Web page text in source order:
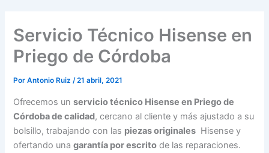
Servicio Técnico Hisense en
Priego de Córdoba
PorAntonio Ruiz/21 abril, 2021
Ofrecemos unservicio técnico Hisense en Priego de
Córdoba de calidad, cercano al cliente y más ajustado a su
bolsillo, trabajando con las piezas originales Hisense y
ofertando unagarantía por escrito de las reparaciones.